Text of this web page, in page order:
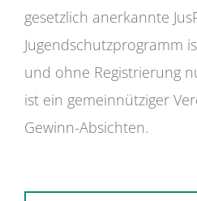
gesetzlich anerkannte
Jugendschutzprogramm
und ohne Registrierung
ist ein gemeinnütziger
Gewinn-Absichten.